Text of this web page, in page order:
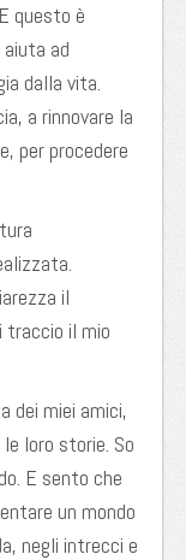
questo è
ad
dalla vita.
a rinnovare la
per procedere
il
traccio il mio
dei miei amici,
loro storie. So
E sento che
un mondo
negli intrecci e